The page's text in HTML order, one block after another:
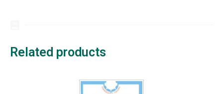
Related products